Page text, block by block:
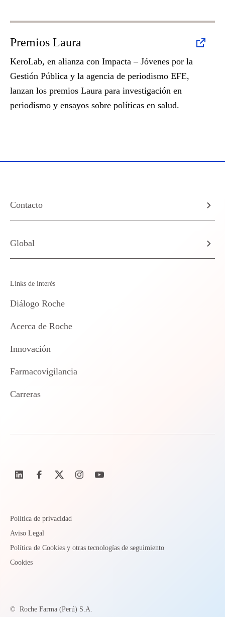
Premios Laura
KeroLab, en alianza con Impacta – Jóvenes por la
Gestión Pública y la agencia de periodismo EFE,
lanzan los premios Laura para investigación en
periodismo y ensayos sobre políticas en salud.
Contacto
Global
Links de interés
Diálogo Roche
Acerca de Roche
Innovación
Farmacovigilancia
Carreras
Política de privacidad
Aviso Legal
Política de Cookies y otras tecnologías de seguimiento
Cookies
© Roche Farma (Perú) S.A.